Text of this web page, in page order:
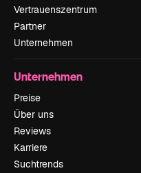
Vertrauenszentrum
Partner
Unternehmen
Unternehmen
Preise
Über uns
Reviews
Karriere
Suchtrends